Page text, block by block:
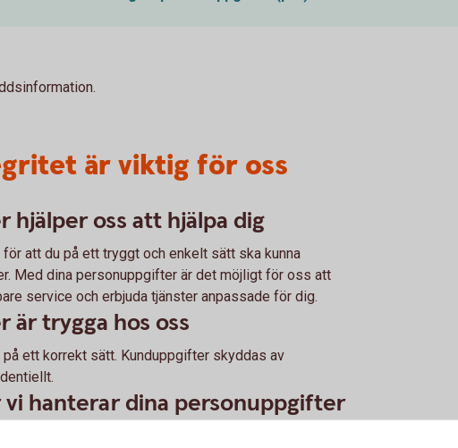
är viktig för oss
hjälper oss att hjälpa dig
att du på ett tryggt och enkelt sätt ska kunna
Med dina personuppgifter är det möjligt för oss att
service och erbjuda tjänster anpassade för dig.
är trygga hos oss
ett korrekt sätt. Kunduppgifter skyddas av
vi hanterar dina personuppgifter
vi behandlar och för vilka ändamål. Du kan